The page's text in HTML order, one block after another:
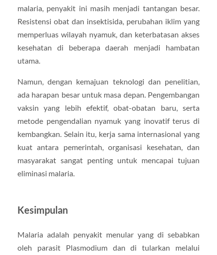
malaria, penyakit ini masih menjadi tantangan besar.
Resistensi obat dan insektisida, perubahan iklim yang
memperluas wilayah nyamuk, dan keterbatasan akses
kesehatan di beberapa daerah menjadi hambatan
utama.
Namun, dengan kemajuan teknologi dan penelitian,
ada harapan besar untuk masa depan. Pengembangan
vaksin yang lebih efektif, obat-obatan baru, serta
metode pengendalian nyamuk yang inovatif terus di
kembangkan. Selain itu, kerja sama internasional yang
kuat antara pemerintah, organisasi kesehatan, dan
masyarakat sangat penting untuk mencapai tujuan
eliminasi malaria.
Kesimpulan
Malaria adalah penyakit menular yang di sebabkan
oleh parasit Plasmodium dan di tularkan melalui